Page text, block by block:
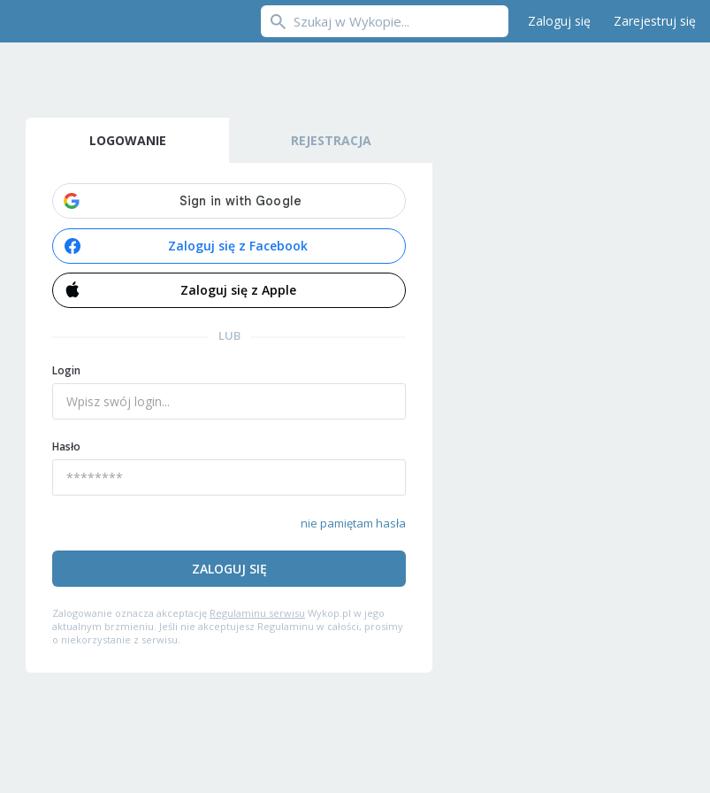
Zaloguj się Zarejestruj się
LOGOWANIE REJESTRACJA
Zaloguj się z Facebook
Zaloguj się z Apple
LUB
Login
Hasło
nie pamiętam hasła
ZALOGUJ SIĘ
Zalogowanie oznacza akceptację Regulaminu serwisu Wykop.pl w jego
aktualnym brzmieniu. Jeśli nie akceptujesz Regulaminu w całości, prosimy
o niekorzystanie z serwisu.